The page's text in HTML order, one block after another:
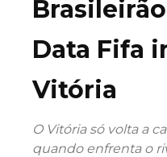
Data Fifa
Vitória
O Vitória só volta a
quando enfrenta o